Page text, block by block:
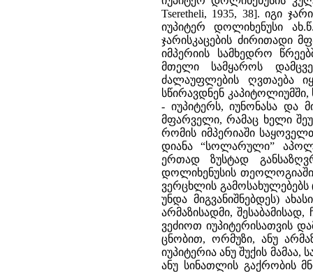
Tseretheli, 1935, 38]. იგი
იუპიტერ დოლიხენუსი
ჯარისკაცების ძირითადი
იმპერიის სამხედრო
მთელი სამყაროს
ძალაუფლების ღვთაება
სწირავდნენ
- იუპიტერს, იუნონასა და
მფარველი, რამაც ხელი
რომის იმპერიაში
დიანა “სოლარული”
ერთად ზუსტად
დოლიხენუსის თეოლოგიაში
ვერცხლის
უნდა მიგვანიშნებდეს)
არმაზისადმი,
ვეძიოთ იუპიტერისათვის
ცნობით, ორმუზი, ანუ
იუპიტერია ანუ შუქის
ანუ სინათლის გაქრობის